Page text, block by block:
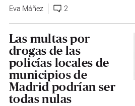
Eva Máñez 2
Las multas por
drogas de las
policías locales de
municipios de
Madrid podrían ser
todas nulas